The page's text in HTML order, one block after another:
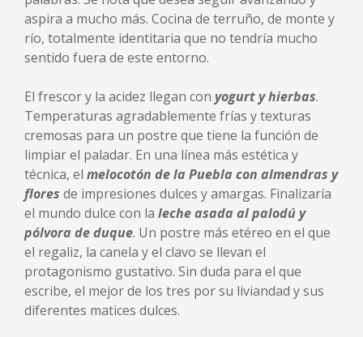
aspira a mucho más. Cocina de terruño, de monte y
río, totalmente identitaria que no tendría mucho
sentido fuera de este entorno.
El frescor y la acidez llegan con yogurt y hierbas.
Temperaturas agradablemente frías y texturas
cremosas para un postre que tiene la función de
limpiar el paladar. En una línea más estética y
técnica, el melocotón de la Puebla con almendras y
flores de impresiones dulces y amargas. Finalizaría
el mundo dulce con la leche asada al palodú y
pólvora de duque. Un postre más etéreo en el que
el regaliz, la canela y el clavo se llevan el
protagonismo gustativo. Sin duda para el que
escribe, el mejor de los tres por su liviandad y sus
diferentes matices dulces.